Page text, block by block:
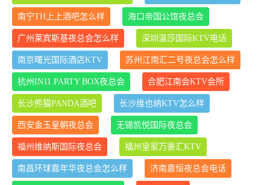
南宁TH上上酒吧怎么样 海口帝国公馆夜总会
广州莱宾斯基夜总会怎么样 深圳温莎国际KTV电话
南京曙光国际酒店KTV 苏州江南汇二号夜总会怎么样
杭州IN11 PARTY BOX夜总会 合肥江南会KTV会所
长沙熊猫PANDA酒吧 长沙维也纳KTV怎么样
西安金玉皇朝夜总会 无锡凯悦国际夜总会
福州维纳斯国际夜总会 福州皇家万豪汇KTV
南昌环球嘉年华夜总会怎么样 济南嘉恒夜总会电话